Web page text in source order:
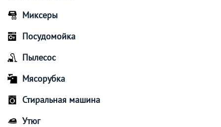
Миксеры
Посудомойка
Пылесос
Мясорубка
Стиральная машина
Утюг